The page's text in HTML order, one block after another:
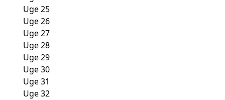
Uge 25
Uge 26
Uge 27
Uge 28
Uge 29
Uge 30
Uge 31
Uge 32